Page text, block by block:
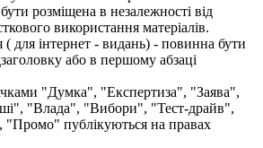
розміщена в незалежності від
використання матеріалів.
( для інтернет - видань) - повинна бути
або в першому абзаці
"Думка", "Експертиза", "Заява",
"Влада", "Вибори", "Тест-драйв",
публікуються на правах